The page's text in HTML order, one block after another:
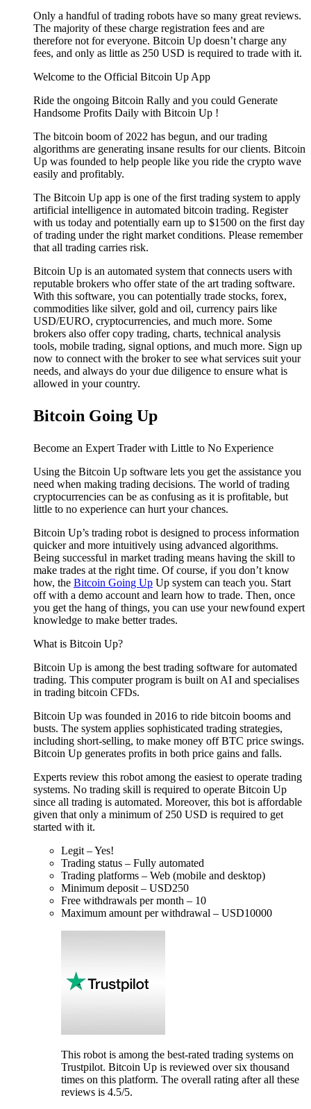
Only a handful of trading robots have so many great reviews.
The majority of these charge registration fees and are
therefore not for everyone. Bitcoin Up doesn’t charge any
fees, and only as little as 250 USD is required to trade with it.
Welcome to the Official Bitcoin Up App
Ride the ongoing Bitcoin Rally and you could Generate
Handsome Profits Daily with Bitcoin Up !
The bitcoin boom of 2022 has begun, and our trading
algorithms are generating insane results for our clients. Bitcoin
Up was founded to help people like you ride the crypto wave
easily and profitably.
The Bitcoin Up app is one of the first trading system to apply
artificial intelligence in automated bitcoin trading. Register
with us today and potentially earn up to $1500 on the first day
of trading under the right market conditions. Please remember
that all trading carries risk.
Bitcoin Up is an automated system that connects users with
reputable brokers who offer state of the art trading software.
With this software, you can potentially trade stocks, forex,
commodities like silver, gold and oil, currency pairs like
USD/EURO, cryptocurrencies, and much more. Some
brokers also offer copy trading, charts, technical analysis
tools, mobile trading, signal options, and much more. Sign up
now to connect with the broker to see what services suit your
needs, and always do your due diligence to ensure what is
allowed in your country.
Bitcoin Going Up
Become an Expert Trader with Little to No Experience
Using the Bitcoin Up software lets you get the assistance you
need when making trading decisions. The world of trading
cryptocurrencies can be as confusing as it is profitable, but
little to no experience can hurt your chances.
Bitcoin Up’s trading robot is designed to process information
quicker and more intuitively using advanced algorithms.
Being successful in market trading means having the skill to
make trades at the right time. Of course, if you don’t know
how, the Bitcoin Going Up Up system can teach you. Start
off with a demo account and learn how to trade. Then, once
you get the hang of things, you can use your newfound expert
knowledge to make better trades.
What is Bitcoin Up?
Bitcoin Up is among the best trading software for automated
trading. This computer program is built on AI and specialises
in trading bitcoin CFDs.
Bitcoin Up was founded in 2016 to ride bitcoin booms and
busts. The system applies sophisticated trading strategies,
including short-selling, to make money off BTC price swings.
Bitcoin Up generates profits in both price gains and falls.
Experts review this robot among the easiest to operate trading
systems. No trading skill is required to operate Bitcoin Up
since all trading is automated. Moreover, this bot is affordable
given that only a minimum of 250 USD is required to get
started with it.
Legit – Yes!
Trading status – Fully automated
Trading platforms – Web (mobile and desktop)
Minimum deposit – USD250
Free withdrawals per month – 10
Maximum amount per withdrawal – USD10000
This robot is among the best-rated trading systems on
Trustpilot. Bitcoin Up is reviewed over six thousand
times on this platform. The overall rating after all these
reviews is 4.5/5.